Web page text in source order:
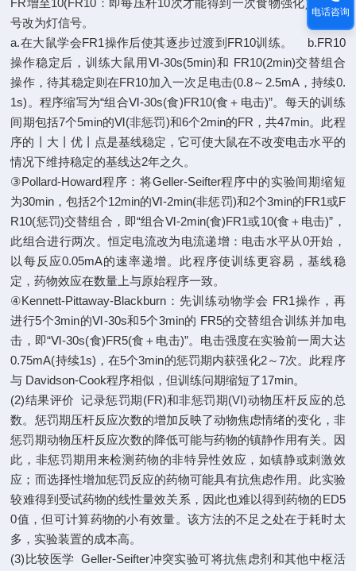
FR增至10(FR10：即每压杆10次才能得到一次食物强化)，声信
号改为灯信号。
a.在大鼠学会FR1操作后使其逐步过渡到FR10训练。 b.FR10
操作稳定后，训练大鼠用Ⅵ-30s(5min)和 FR10(2min)交替组合
操作，待其稳定则在FR10加入一次足电击(0.8～2.5mA，持续0.
1s)。程序缩写为“组合Ⅵ-30s(食)FR10(食＋电击)”。每天的训练
间期包括7个5min的Ⅵ(非惩罚)和6个2min的FR，共47min。此程
序的丨大丨优丨点是基线稳定，它可使大鼠在不改变电击水平的
情况下维持稳定的基线达2年之久。
③Pollard-Howard程序：将Geller-Seifter程序中的实验间期缩短
为30min，包括2个12min的Ⅵ-2min(非惩罚)和2个3min的FR1或F
R10(惩罚)交替组合，即“组合Ⅵ-2min(食)FR1或10(食＋电击)”，
此组合进行两次。恒定电流改为电流递增：电击水平从0开始，
以每反应0.05mA的速率递增。此程序使训练更容易，基线稳
定，药物效应在数量上与原始程序一致。
④Kennett-Pittaway-Blackburn：先训练动物学会 FR1操作，再
进行5个3min的Ⅵ-30s和5个3min的 FR5的交替组合训练并加电
击，即“Ⅵ-30s(食)FR5(食＋电击)”。电击强度在实验前一周大达
0.75mA(持续1s)，在5个3min的惩罚期内获强化2～7次。此程序
与 Davidson-Cook程序相似，但训练问期缩短了17min。
(2)结果评价 记录惩罚期(FR)和非惩罚期(VI)动物压杆反应的总
数。惩罚期压杆反应次数的增加反映了动物焦虑情绪的变化，非
惩罚期动物压杆反应次数的降低可能与药物的镇静作用有关。因
此，非惩罚期用来检测药物的非特异性效应，如镇静或刺激效
应；而选择性增加惩罚反应的药物可能具有抗焦虑作用。此实验
较难得到受试药物的线性量效关系，因此也难以得到药物的ED5
0值，但可计算药物的小有效量。该方法的不足之处在于耗时太
多，实验装置的成本高。
(3)比较医学 Geller-Seifter冲突实验可将抗焦虑剂和其他中枢活
电话咨询